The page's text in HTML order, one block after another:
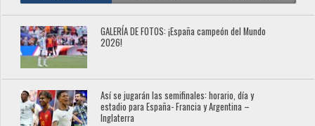
GALERÍA DE FOTOS: ¡España campeón del Mundo
2026!
Así se jugarán las semifinales: horario, día y
estadio para España- Francia y Argentina –
Inglaterra